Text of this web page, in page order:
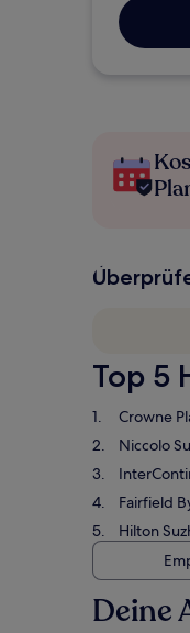
Top 5
Crowne
Niccolo
Fairfield
Hilton
Deine